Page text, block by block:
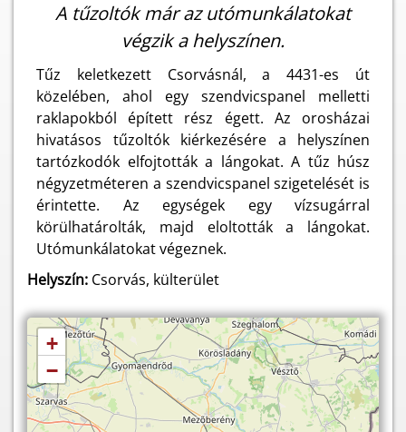
A tűzoltók már az utómunkálatokat
végzik a helyszínen.
Tűz keletkezett Csorvásnál, a 4431-es út
közelében, ahol egy szendvicspanel melletti
raklapokból épített rész égett. Az orosházai
hivatásos tűzoltók kiérkezésére a helyszínen
tartózkodók elfojtották a lángokat. A tűz húsz
négyzetméteren a szendvicspanel szigetelését is
érintette. Az egységek egy vízsugárral
körülhatárolták, majd eloltották a lángokat.
Utómunkálatokat végeznek.
Helyszín: Csorvás, külterület
+
−